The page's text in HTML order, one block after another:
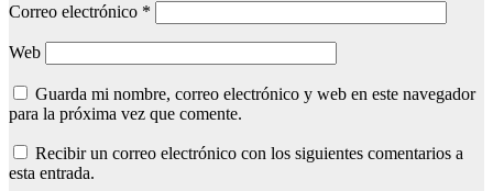
Correo electrónico *
Web
Guarda mi nombre, correo electrónico y web en este navegador
para la próxima vez que comente.
Recibir un correo electrónico con los siguientes comentarios a
esta entrada.